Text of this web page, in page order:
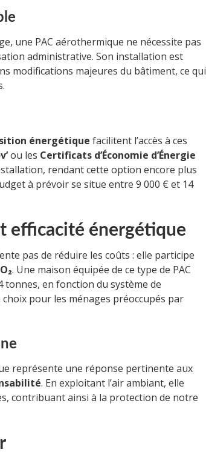
une PAC aérothermique ne nécessite pas
administrative. Son installation est
modifications majeures du bâtiment, ce qui
énergétique facilitent l’accès à ces
ou les Certificats d’Économie d’Énergie
rendant cette option encore plus
à prévoir se situe entre 9 000 € et 14
efficacité énergétique
pas de réduire les coûts : elle participe
. Une maison équipée de ce type de PAC
tonnes, en fonction du système de
pour les ménages préoccupés par
représente une réponse pertinente aux
. En exploitant l’air ambiant, elle
contribuant ainsi à la protection de notre